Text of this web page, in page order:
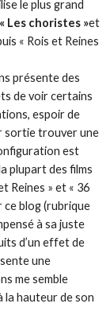
le plus grand
« Les choristes »et
« Rois et Reines
présente des
de voir certains
espoir de
sortie trouver une
est
plupart des films
Reines » et « 36
blog (rubrique
à sa juste
d’un effet de
une
me semble
la hauteur de son